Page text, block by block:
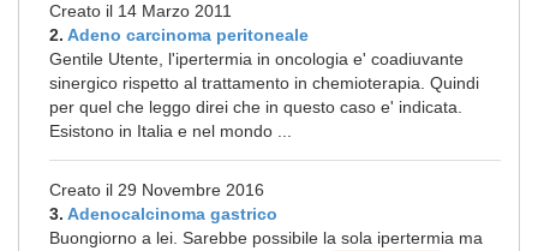
Creato il 14 Marzo 2011
2. Adeno carcinoma peritoneale
Gentile Utente, l'ipertermia in oncologia e' coadiuvante
sinergico rispetto al trattamento in chemioterapia. Quindi
per quel che leggo direi che in questo caso e' indicata.
Esistono in Italia e nel mondo ...
Creato il 29 Novembre 2016
3. Adenocalcinoma gastrico
Buongiorno a lei. Sarebbe possibile la sola ipertermia ma